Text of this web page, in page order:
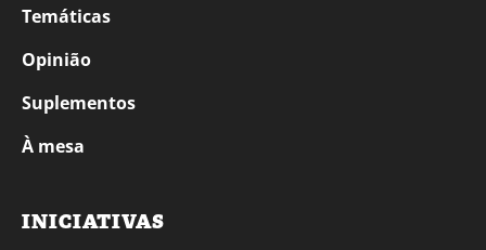
Temáticas
Opinião
Suplementos
À mesa
INICIATIVAS